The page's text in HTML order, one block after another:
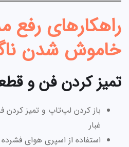
راهکارهای رفع
خاموش شدن
تمیز کردن فن و
باز کردن لپ‌تاپ و تمیز
غبار
استفاده از اسپری هوای فشرده